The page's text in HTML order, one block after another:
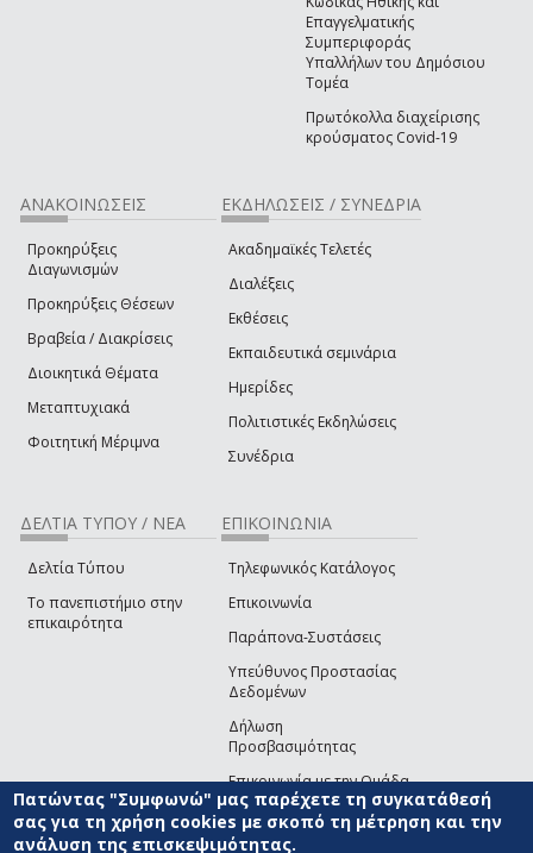
Επαγγελματικής
Συμπεριφοράς
Υπαλλήλων του Δημόσιου
Τομέα
Πρωτόκολλα διαχείρισης
κρούσματος Covid-19
ΑΝΑΚΟΙΝΩΣΕΙΣ
Προκηρύξεις
Διαγωνισμών
Προκηρύξεις Θέσεων
Βραβεία / Διακρίσεις
Διοικητικά Θέματα
Μεταπτυχιακά
Φοιτητική Μέριμνα
ΕΚΔΗΛΩΣΕΙΣ / ΣΥΝΕΔΡΙΑ
Ακαδημαϊκές Τελετές
Διαλέξεις
Εκθέσεις
Εκπαιδευτικά σεμινάρια
Ημερίδες
Πολιτιστικές Εκδηλώσεις
Συνέδρια
ΔΕΛΤΙΑ ΤΥΠΟΥ / ΝΕΑ
Δελτία Τύπου
Το πανεπιστήμιο στην
επικαιρότητα
ΕΠΙΚΟΙΝΩΝΙΑ
Τηλεφωνικός Κατάλογος
Επικοινωνία
Παράπονα-Συστάσεις
Υπεύθυνος Προστασίας
Δεδομένων
Δήλωση
Προσβασιμότητας
Επικοινωνία με την Ομάδα
Ανάπτυξης του site(link sends e-mail)
© ΠΑΝΕΠΙΣΤΗΜΙΟ ΑΙΓΑΙΟΥ ΟΡΟΙ ΧΡΗΣΗΣ
Πατώντας "Συμφωνώ" μας παρέχετε τη συγκατάθεσή
σας για τη χρήση cookies με σκοπό τη μέτρηση και την
ανάλυση της επισκεψιμότητας.